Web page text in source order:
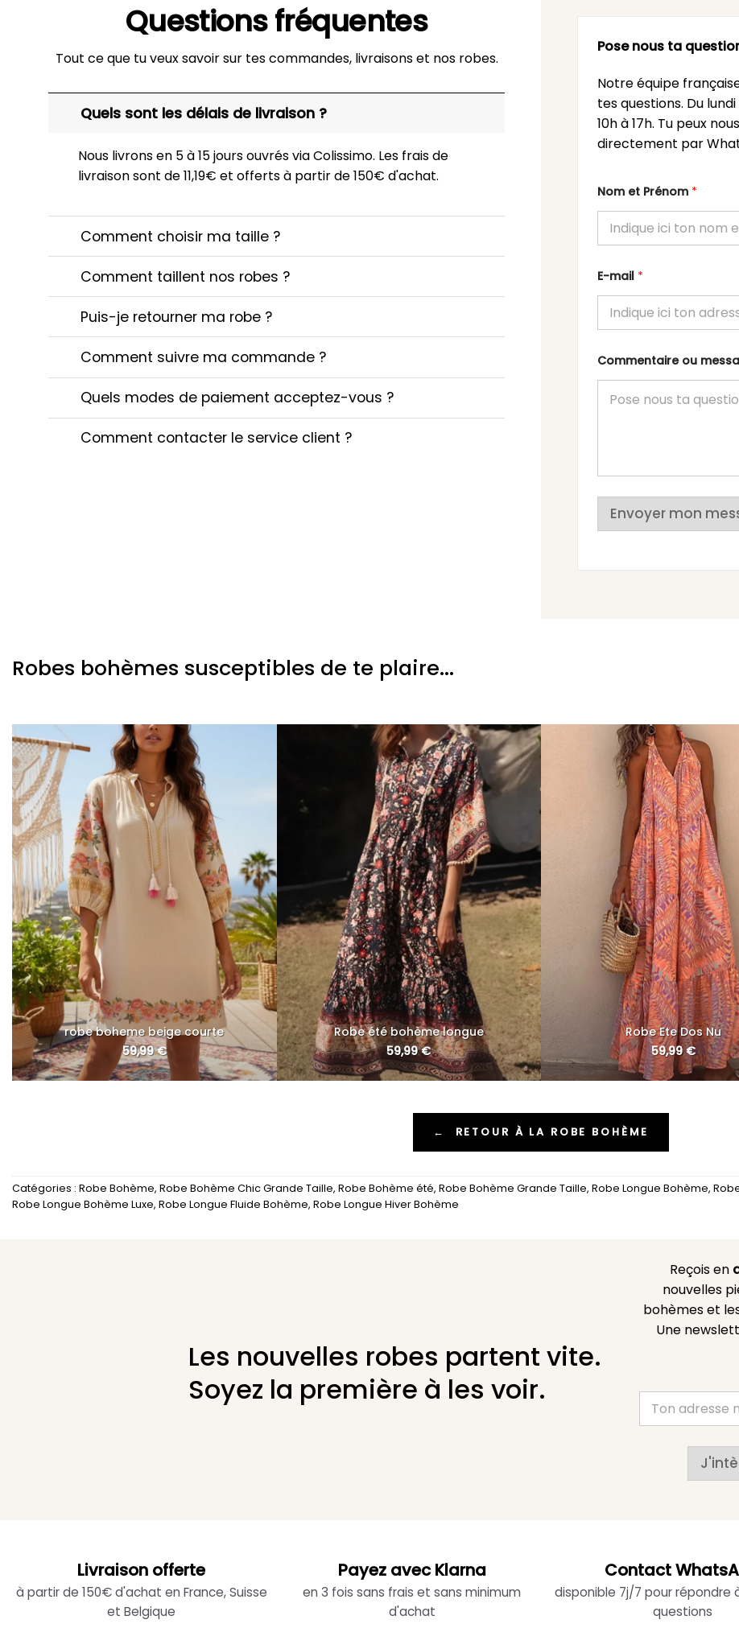
Questions fréquentes
Tout ce que tu veux savoir sur tes commandes, livraisons et nos robes.
Quels sont les délais de livraison ?
Nous livrons en 5 à 15 jours ouvrés via Colissimo. Les frais de
livraison sont de 11,19€ et offerts à partir de 150€ d'achat.
Comment choisir ma taille ?
Comment taillent nos robes ?
Puis-je retourner ma robe ?
Comment suivre ma commande ?
Quels modes de paiement acceptez-vous ?
Comment contacter le service client ?
Pose nous ta
Notre équipe
tes questions. Du
10h à 17h. Tu peux
directement par
Nom et Prénom *
E-mail *
Commentaire ou
Envoyer mon
Robes bohèmes susceptibles de te plaire...
robe boheme beige courte
59,99€
Robe été bohème longue
59,99€
Robe Ete Dos Nu
59,99€
← RETOUR À LA ROBE BOHÈME
Catégories : Robe Bohème, Robe Bohème Chic Grande Taille, Robe Bohème été, Robe Bohème Grande Taille, Robe Longue Bohème,
Robe Longue Bohème Luxe, Robe Longue Fluide Bohème, Robe Longue Hiver Bohème
Les nouvelles robes partent vite.
Soyez la première à les voir.
Reçois en
nouvelles
bohèmes et
Une
Livraison offerte
à partir de 150€ d'achat en France, Suisse
et Belgique
Payez avec Klarna
en 3 fois sans frais et sans minimum
d'achat
Contact
disponible 7j/7 pour répondre
questions